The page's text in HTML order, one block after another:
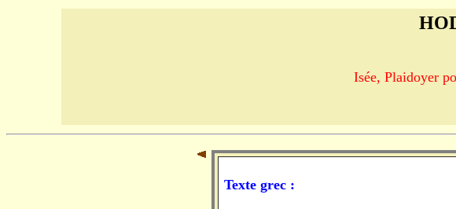
Isée, Plaidoyer
Texte grec :